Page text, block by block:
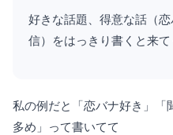
好きな話題、得意な話（
信）をはっきり書くと来
私の例だと「恋バナ好き」「
多め」って書いてて